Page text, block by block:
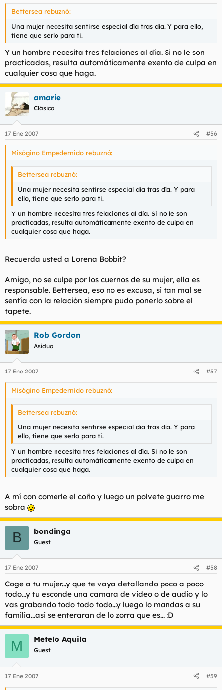
Bettersea rebuznó:
Una mujer necesita sentirse especial día tras día. Y para ello,
tiene que serlo para ti.
Y un hombre necesita tres felaciones al día. Si no le son
practicadas, resulta automáticamente exento de culpa en
cualquier cosa que haga.
amarie
Clásico
17 Ene 2007 #56
Misógino Empedernido rebuznó:
Bettersea rebuznó:
Una mujer necesita sentirse especial día tras día. Y para
ello, tiene que serlo para ti.
Y un hombre necesita tres felaciones al día. Si no le son
practicadas, resulta automáticamente exento de culpa en
cualquier cosa que haga.
Recuerda usted a Lorena Bobbit?
Amigo, no se culpe por los cuernos de su mujer, ella es
responsable. Bettersea, eso no es excusa, si tan mal se
sentía con la relación siempre pudo ponerlo sobre el
tapete.
Rob Gordon
Asiduo
17 Ene 2007 #57
Misógino Empedernido rebuznó:
Bettersea rebuznó:
Una mujer necesita sentirse especial día tras día. Y para
ello, tiene que serlo para ti.
Y un hombre necesita tres felaciones al día. Si no le son
practicadas, resulta automáticamente exento de culpa en
cualquier cosa que haga.
A mí con comerle el coño y luego un polvete guarro me
sobra
B bondinga
Guest
17 Ene 2007 #58
Coge a tu mujer...y que te vaya detallando poco a poco
todo...y tu esconde una camara de video o de audio y lo
vas grabando todo todo todo...y luego lo mandas a su
familia...asi se enteraran de lo zorra que es... :D
M Metelo Aquila
Guest
17 Ene 2007 #59